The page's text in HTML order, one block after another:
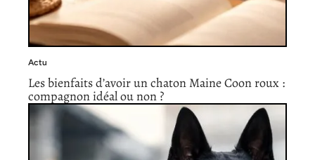
Actu
Les bienfaits d’avoir un chaton Maine Coon roux :
compagnon idéal ou non ?